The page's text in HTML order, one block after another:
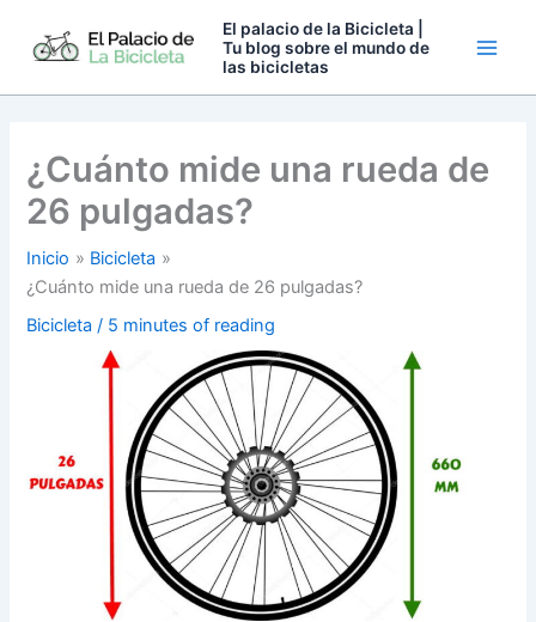
El palacio de la Bicicleta |
Tu blog sobre el mundo de
las bicicletas
¿Cuánto mide una rueda de
26 pulgadas?
Inicio
Bicicleta
¿Cuánto mide una rueda de 26 pulgadas?
Bicicleta / 5 minutes of reading